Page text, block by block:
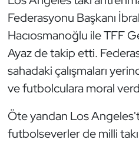
Federasyonu Başkanı
Hacıosmanoğlu ile TFF
Ayaz de takip etti.
sahadaki çalışmaları
ve futbolculara moral
Öte yandan Los
futbolseverler de milli
Ragbi
Satranç
Su Topu
Sualtı Sporları
Tekvando